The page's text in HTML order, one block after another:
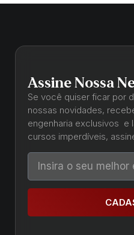
Assine Nossa
Se você quiser ficar por
nossas novidades,
engenharia exclusivos e
cursos imperdíveis,